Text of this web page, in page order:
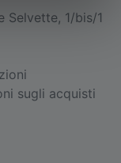
Selvette, 1/bis/1
sugli acquisti